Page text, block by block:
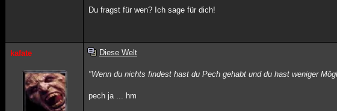
Du fragst für wen? Ich sage für dich!
kafate Diese Welt
"Wenn du nichts findest hast du Pech gehabt und du hast weniger
pech ja ... hm